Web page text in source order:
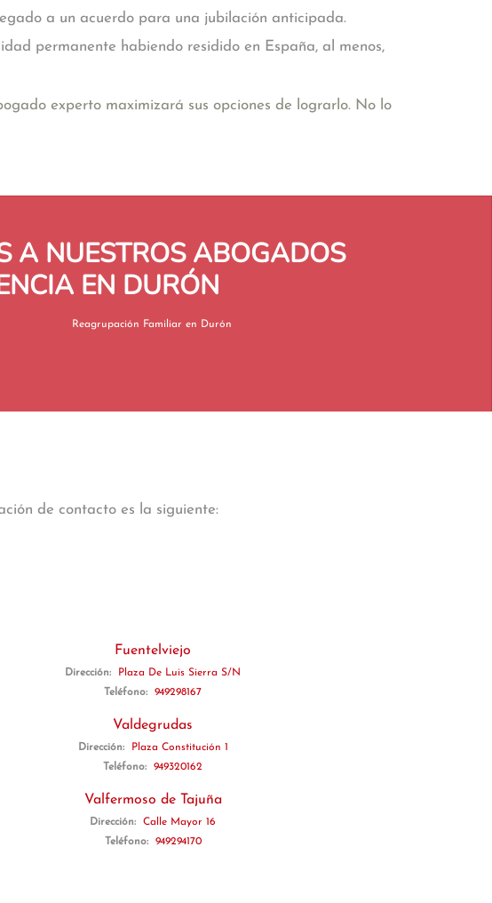
a un acuerdo para una jubilación anticipada.
permanente habiendo residido en España, al menos,
experto maximizará sus opciones de lograrlo. No lo
A NUESTROS ABOGADOS
EN DURÓN
Reagrupación Familiar en Durón
de contacto es la siguiente:
Fuentelviejo
Dirección:
Plaza De Luis Sierra S/N
Teléfono:
949298167
Valdegrudas
Dirección:
Plaza Constitución 1
Teléfono:
949320162
Valfermoso de Tajuña
Dirección:
Calle Mayor 16
Teléfono:
949294170